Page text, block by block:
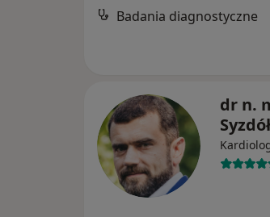
Badania diagnostyczne
dr n.
Syzdół